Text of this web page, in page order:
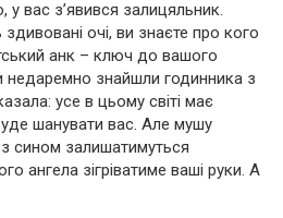
вас з’явився залицяльник.
очі, ви знаєте про кого
анк – ключ до вашого
недаремно знайшли годинника з
усе в цьому світі має
шанувати вас. Але мушу
сином залишатимуться
ангела зігріватиме ваші руки. А